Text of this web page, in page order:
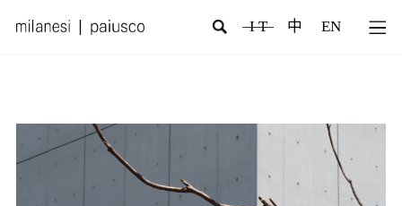
I T 中 EN